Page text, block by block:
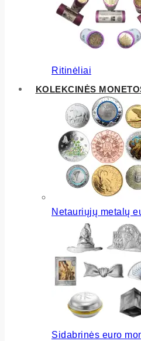
Ritinėliai
KOLEKCINĖS
Netauriųjų metalų
Sidabrinės euro